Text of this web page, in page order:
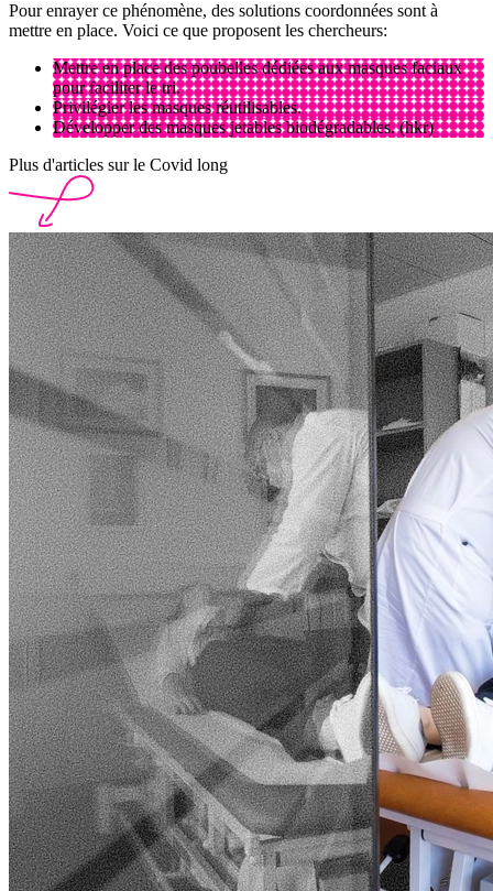
Pour enrayer ce phénomène, des solutions coordonnées sont à
mettre en place. Voici ce que proposent les chercheurs:
Mettre en place des poubelles dédiées aux masques faciaux
pour faciliter le tri.
Privilégier les masques réutilisables.
Développer des masques jetables biodégradables. (hkr)
Plus d'articles sur le Covid long